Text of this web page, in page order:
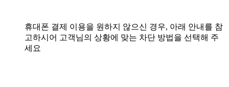
휴대폰 결제 이용을 원하지 않으신 경우, 아래 안내를 참
고하시어 고객님의 상황에 맞는 차단 방법을 선택해 주
세요